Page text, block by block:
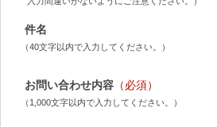
件名
（40文字以内で入力してください。）
お問い合わせ内容 （必須）
（1,000文字以内で入力してください。）